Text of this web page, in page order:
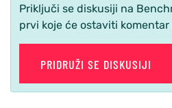
Priključi se diskusiji na
prvi koje će ostaviti komentar
PRIDRUŽI SE DISKUSIJI